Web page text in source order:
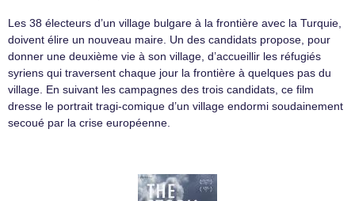
Les 38 électeurs d’un village bulgare à la frontière avec la Turquie,
doivent élire un nouveau maire. Un des candidats propose, pour
donner une deuxième vie à son village, d’accueillir les réfugiés
syriens qui traversent chaque jour la frontière à quelques pas du
village. En suivant les campagnes des trois candidats, ce film
dresse le portrait tragi-comique d’un village endormi soudainement
secoué par la crise européenne.